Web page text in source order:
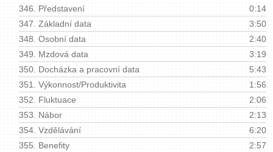
346. Představení
0:14
347. Základní data
3:50
348. Osobní data
2:40
349. Mzdová data
3:19
350. Docházka a pracovní data
5:43
351. Výkonnost/Produktivita
1:56
352. Fluktuace
2:06
353. Nábor
2:13
354. Vzdělávání
6:20
355. Benefity
2:57